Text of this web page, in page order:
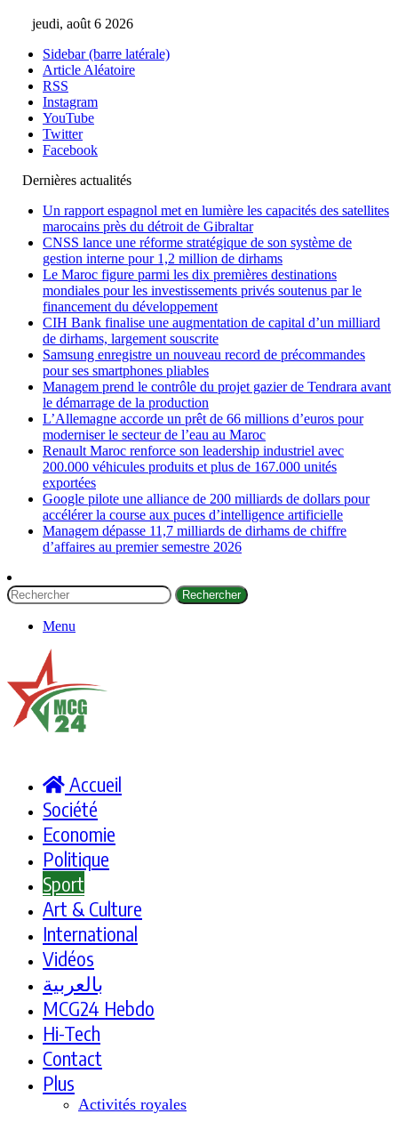
jeudi, août 6 2026
Sidebar (barre latérale)
Article Aléatoire
RSS
Instagram
YouTube
Twitter
Facebook
Dernières actualités
Un rapport espagnol met en lumière les capacités des satellites
marocains près du détroit de Gibraltar
CNSS lance une réforme stratégique de son système de
gestion interne pour 1,2 million de dirhams
Le Maroc figure parmi les dix premières destinations
mondiales pour les investissements privés soutenus par le
financement du développement
CIH Bank finalise une augmentation de capital d’un milliard
de dirhams, largement souscrite
Samsung enregistre un nouveau record de précommandes
pour ses smartphones pliables
Managem prend le contrôle du projet gazier de Tendrara avant
le démarrage de la production
L’Allemagne accorde un prêt de 66 millions d’euros pour
moderniser le secteur de l’eau au Maroc
Renault Maroc renforce son leadership industriel avec
200.000 véhicules produits et plus de 167.000 unités
exportées
Google pilote une alliance de 200 milliards de dollars pour
accélérer la course aux puces d’intelligence artificielle
Managem dépasse 11,7 milliards de dirhams de chiffre
d’affaires au premier semestre 2026
Rechercher
Menu
Accueil
Société
Economie
Politique
Sport
Art & Culture
International
Vidéos
بالعربية
MCG24 Hebdo
Hi-Tech
Contact
Plus
Activités royales